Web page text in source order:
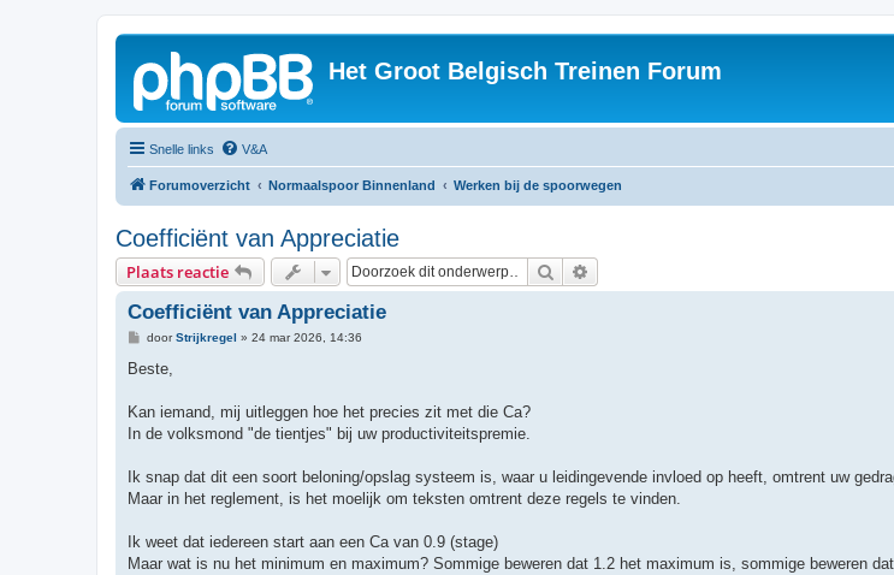
Het Groot Belgisch Treinen Forum
Snelle links V&A
Forumoverzicht Normaalspoor Binnenland Werken bij de spoorwegen
Coefficiënt van Appreciatie
Plaats reactie Zoek
Coefficiënt van Appreciatie
B
r
h
doorStrijkregel » 24 mar 2026, 14:36
Beste,
Kan iemand, mij uitleggen hoe het precies zit met die Ca?
In de volksmond "de tientjes" bij uw productiviteitspremie.
Ik snap dat dit een soort beloning/opslag systeem is, waar u leidingevende invloed op heeft, omtrent uw
Maar in het reglement, is het moelijk om teksten omtrent deze regels te vinden.
Ik weet dat iedereen start aan een Ca van 0.9 (stage)
Maar wat is nu het minimum en maximum? Sommige beweren dat 1.2 het maximum is, sommige beweren